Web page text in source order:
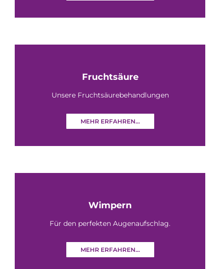
Fruchtsäure
Unsere Fruchtsäurebehandlungen
MEHR ERFAHREN...
Wimpern
Für den perfekten Augenaufschlag.
MEHR ERFAHREN...